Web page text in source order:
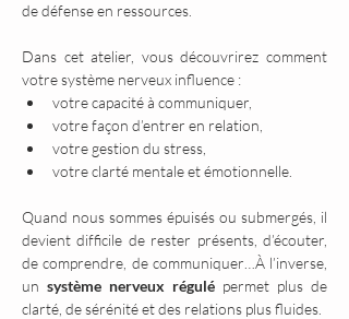
de défense en ressources.
Dans cet atelier, vous découvrirez comment
votre système nerveux influence :
votre capacité à communiquer,
votre façon d’entrer en relation,
votre gestion du stress,
votre clarté mentale et émotionnelle.
Quand nous sommes épuisés ou submergés, il
devient difficile de rester présents, d’écouter,
de comprendre, de communiquer…À l’inverse,
un système nerveux régulé permet plus de
clarté, de sérénité et des relations plus fluides.